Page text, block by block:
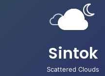
Sintok
Scattered Clouds